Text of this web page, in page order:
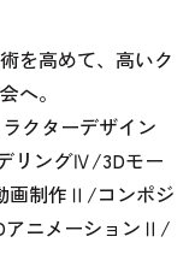
を高めて、高いク
へ。
クターデザイン
リングⅣ/3Dモー
画制作Ⅱ/コンポジ
ニメーションⅡ/